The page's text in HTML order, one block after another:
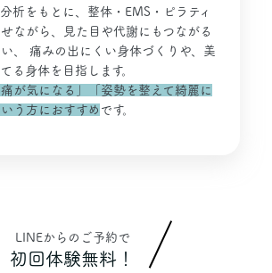
析をもとに、整体・EMS・ピラティ
ながら、見た目や代謝にもつながる
、 痛みの出にくい身体づくりや、美
る身体を目指します。
痛が気になる」「姿勢を整えて綺麗に
う方におすすめ です。
LINEからのご予約で
初回体験無料！